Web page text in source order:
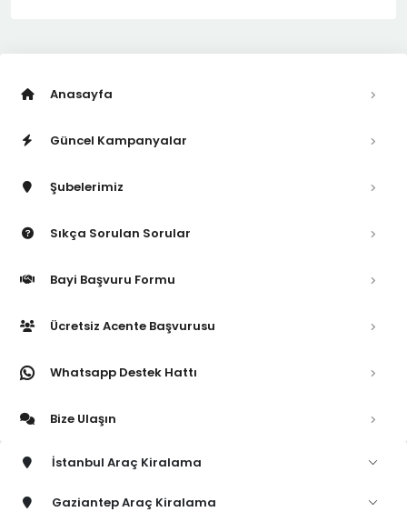
Anasayfa
Güncel Kampanyalar
Şubelerimiz
Sıkça Sorulan Sorular
Bayi Başvuru Formu
Ücretsiz Acente Başvurusu
Whatsapp Destek Hattı
Bize Ulaşın
İstanbul Araç Kiralama
Gaziantep Araç Kiralama